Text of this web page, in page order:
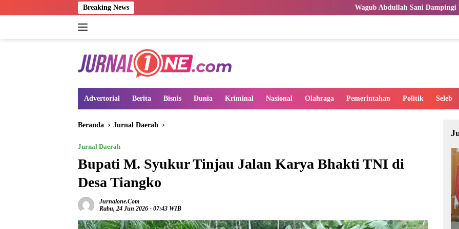
ke
Breaking News Wagub Abdullah Sani Dampingi Wamen Dikdasmen
Advertorial Berita Bisnis Dunia Kriminal Nasional Olahraga Pemerintahan Politik Seleb
Beranda Jurnal Daerah
Jurnal Daerah
Bupati M. Syukur Tinjau Jalan Karya Bhakti TNI di
Desa Tiangko
Jurnalone.com
Rabu, 24 Jun 2026 - 07:43 WIB